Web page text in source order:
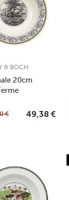
20cm
& BOCH
€ 49,38 €